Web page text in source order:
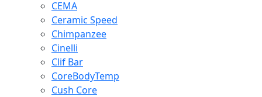
CEMA
Ceramic Speed
Chimpanzee
Cinelli
Clif Bar
CoreBodyTemp
Cush Core